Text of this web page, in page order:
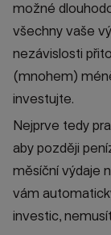
možné
všechny vaše
nezávislosti
(mnohem)
investujte.
Nejprve tedy
aby později
měsíční výdaje
vám
investic,